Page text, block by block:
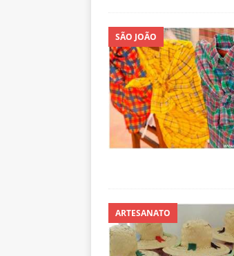
SÃO JOÃO
ARTESANATO